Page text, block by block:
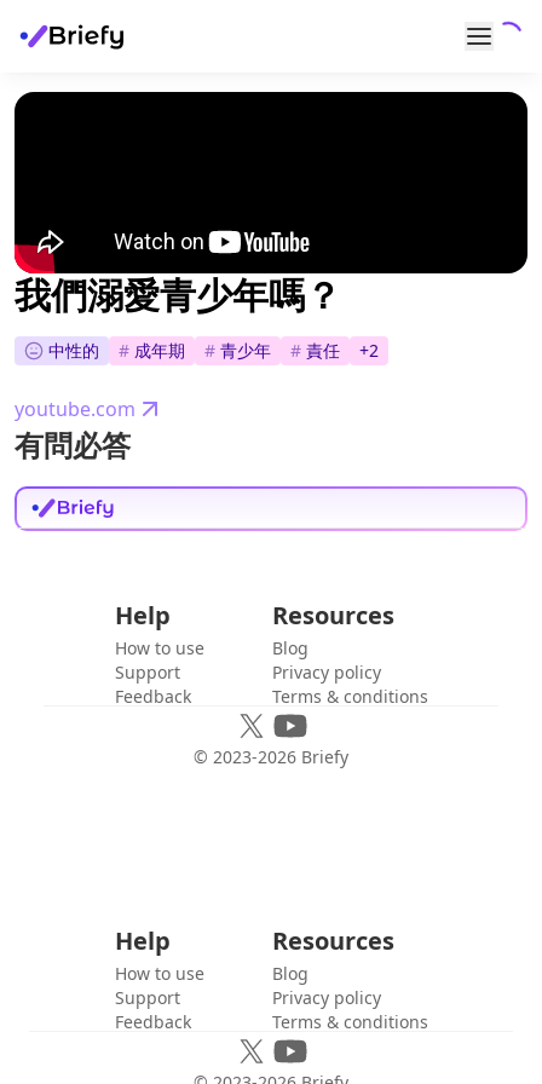
我們溺愛青少年嗎？
中性的 # 成年期 # 青少年 # 責任 +2
youtube.com
有問必答
Help
How to use
Support
Feedback
Resources
Blog
Privacy policy
Terms & conditions
© 2023-2026 Briefy
Help
How to use
Support
Feedback
Resources
Blog
Privacy policy
Terms & conditions